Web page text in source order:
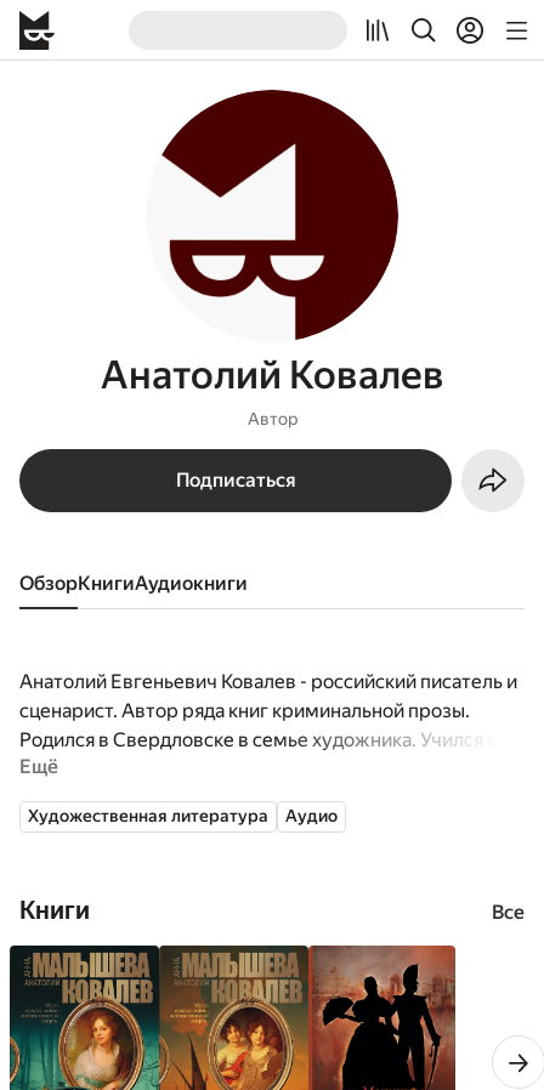
Анатолий Ковалев
Автор
Подписаться
Обзор книги аудиокниги
Анатолий Евгеньевич Ковалев - российский писатель и
сценарист. Автор ряда книг криминальной прозы.
Родился в Свердловске в семье художника. Учился в
Литинституте. Жена - писательница Анна Витальевна
Малышева, у пары двое сыновей.
Ещё
Художественная литература Аудио
Книги Все